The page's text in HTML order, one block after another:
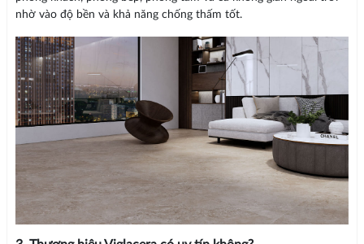
nhờ vào độ bền và khả năng chống thấm tốt.